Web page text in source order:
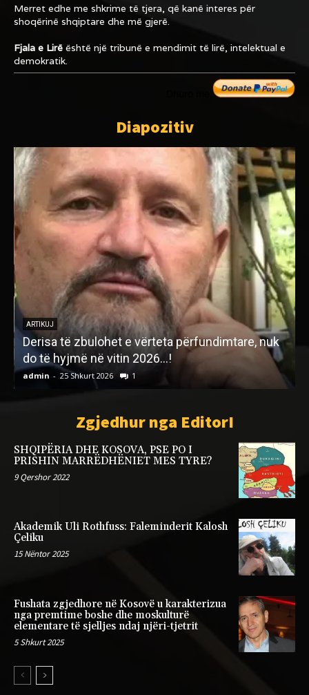
Merret edhe me shkrime të tjera, që kanë interes për
shoqërinë shqiptare dhe më gjerë.
Fjala e Lirë është një tribunë e mendimit të lirë, intelektual e
demokratik.
Diapozitiv
ARTIKUJ
Derisa të zbulohet e vërteta përfundimtare, nuk
do të hyjmë në vitin 2026…!
admin - 25 Shkurt 2026 1
Zgjedhur nga EditorI
SHQIPËRIA DHE KOSOVA, PSE PO I
PRISHIN MARRËDHËNIET MES TYRE?
9 Qershor 2022
Akademik Uli Rothfuss: Faleminderit Kalosh
Çeliku
15 Nëntor 2025
Fushata zgjedhore në Kosovë u karakterizua
nga premtime boshe dhe moskulturë
elementare të sjelljes ndaj njëri-tjetrit
5 Shkurt 2025